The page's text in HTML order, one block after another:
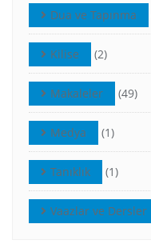
Dua ve Tapınma
Kilise (2)
Makaleler (49)
Medya (1)
Tanıklık (1)
Vaazlar ve Dersler